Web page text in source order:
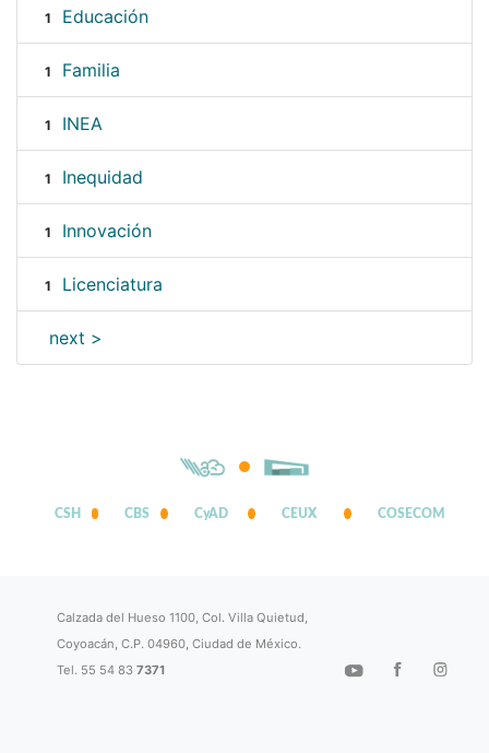
1 Educación
1 Familia
1 INEA
1 Inequidad
1 Innovación
1 Licenciatura
next >
CSH CBS CyAD CEUX COSECOM
Calzada del Hueso 1100, Col. Villa Quietud,
Coyoacán, C.P. 04960, Ciudad de México.
Tel. 55 54 837371